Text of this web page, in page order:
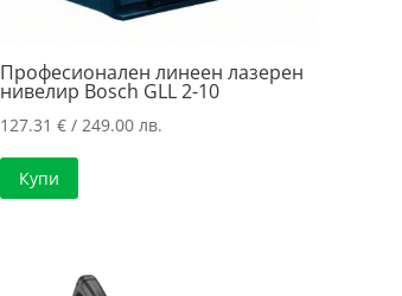
Професионален линеен лазерен
нивелир Bosch GLL 2-10
127.31€ / 249.00 лв.
Купи